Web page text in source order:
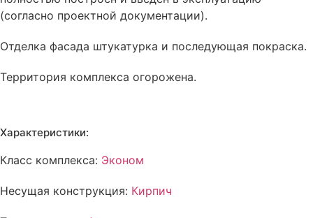
(согласно проектной документации).
Отделка фасада штукатурка и последующая покраска.
Территория комплекса огорожена.
Характеристики:
Класс комплекса: Эконом
Несущая конструкция: Кирпич